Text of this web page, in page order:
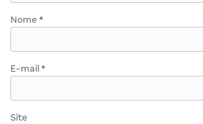
Nome *
E-mail *
Site